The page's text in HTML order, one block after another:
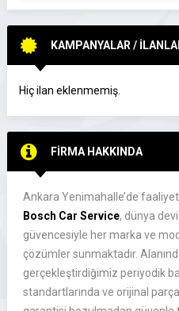
KAMPANYALAR /
Hiç ilan eklenmemiş.
FİRMA HAKKINDA
Ankara Yenimahalle’de
Bosch Car Service, dünya
güvencesiyle her marka ve
çözümler sunmaktadır.
gerçekleştirdiğimiz periyodik
standartlarında ve orijinal